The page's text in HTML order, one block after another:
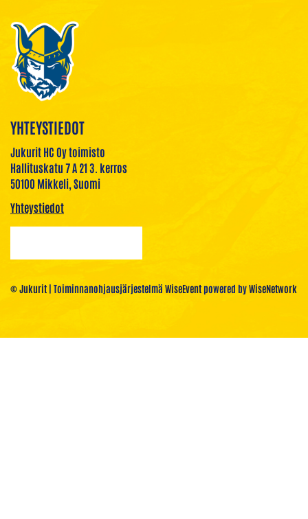
YHTEYSTIEDOT
Jukurit HC Oy toimisto
Hallituskatu 7 A 21 3. kerros
50100 Mikkeli, Suomi
Yhteystiedot
© Jukurit | Toiminnanohjausjärjestelmä WiseEventpowered byWiseNetwork